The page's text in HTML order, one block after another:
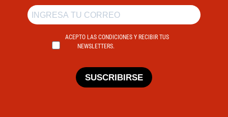
ACEPTO LAS CONDICIONES Y RECIBIR TUS
NEWSLETTERS.
SUSCRIBIRSE